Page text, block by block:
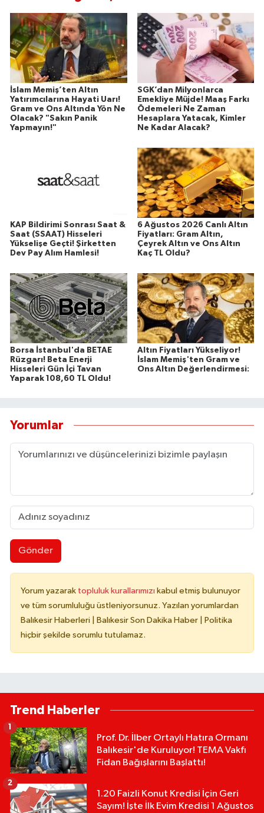
İslam Memiş’ten Altın
Yatırımcılarına Hayati Uarı!
Gram ve Ons Altında Yön Ne
Olacak? "Sakın Panik
Yapmayın!"
SGK’dan Milyonlarca
Emekliye Müjde! Maaş Farkı
Ödemeleri Ne Zaman
Hesaplara Yatacak, Kimler
Ne Kadar Alacak?
KAP Bildirimi Sonrası Saat &
Saat (SSAAT) Hisseleri
Yükselişe Geçti! Şirketten
Dev Pay Alım Hamlesi!
6 Ağustos 2026 Canlı Altın
Fiyatları: Gram Altın,
Çeyrek Altın ve Ons Altın
Kaç TL Oldu?
Borsa İstanbul'da BETAE
Rüzgarı! Beta Enerji
Hisseleri Gün İçi Tavan
Yaparak 108,60 TL Oldu!
Altın Fiyatları Yükseliyor!
İslam Memiş'ten Gram ve
Ons Altın Değerlendirmesi:
Yorumlar
Gönder
Yorum yazarak topluluk kurallarımızı kabul etmiş bulunuyor
ve tüm sorumluluğu üstleniyorsunuz. Yazılan yorumlardan
Balıkesir Haberleri | Balıkesir Son Dakika Haber | Politika
hiçbir şekilde sorumlu tutulamaz.
Trend Haberler
Prof. Dr. İlber Ortaylı Hatıra Ormanı
Balıkesir'de Kuruluyor! TEMA Vakfı
Fidan Bağışlarını Başlattı!
1
1.20 Faizli Konut Kredisi İçin Geri
Sayım! İşte İlk Evim Kredisi 1 Ağustos
2